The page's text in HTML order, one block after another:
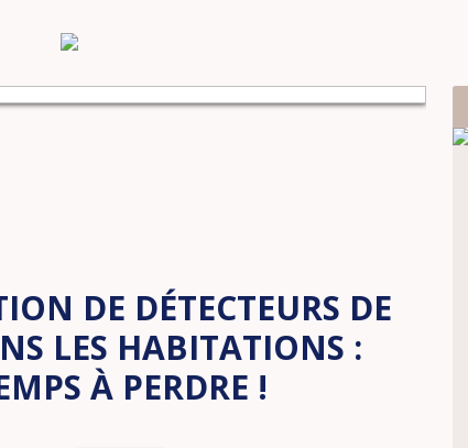
DE DÉTECTEURS DE
LES HABITATIONS :
À PERDRE !